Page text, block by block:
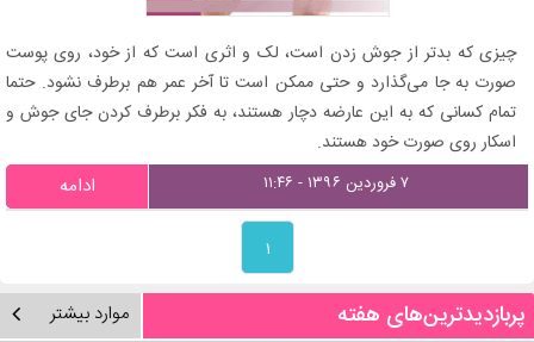
چیزی که بدتر از جوش زدن است، لک و اثری است که از خود، روی پوست
صورت به جا می‌گذارد و حتی ممکن است تا آخر عمر هم برطرف نشود. حتما
تمام کسانی که به این عارضه دچار هستند، به فکر برطرف کردن جای جوش و
اسکار روی صورت خود هستند.
۷ فروردین ۱۳۹۶ - ۱۱:۴۶ ادامه
۱
پربازدیدترین‌های هفته موارد بیشتر